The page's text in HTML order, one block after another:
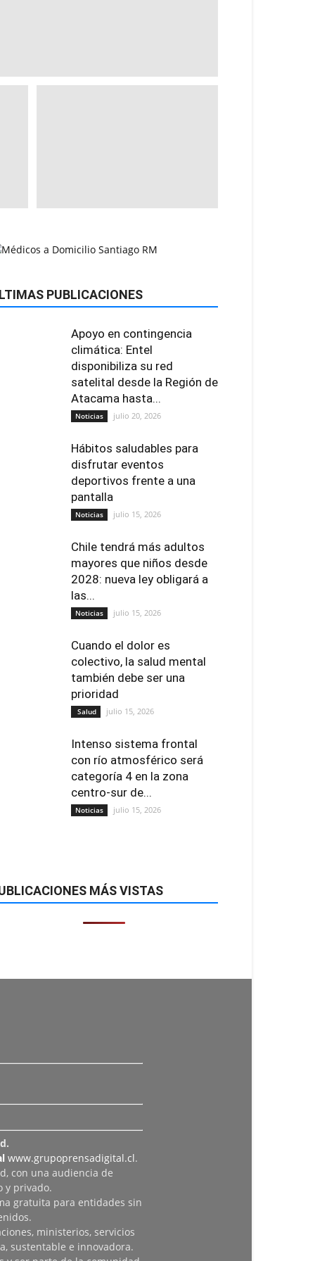
PUBLICACIONES
Apoyo en contingencia
climática: Entel
disponibiliza su red
satelital desde la Región de
Atacama hasta...
Noticias julio 20, 2026
Hábitos saludables para
disfrutar eventos
deportivos frente a una
pantalla
Noticias julio 15, 2026
Chile tendrá más adultos
mayores que niños desde
2028: nueva ley obligará a
las...
Noticias julio 15, 2026
Cuando el dolor es
colectivo, la salud mental
también debe ser una
prioridad
Salud julio 15, 2026
Intenso sistema frontal
con río atmosférico será
categoría 4 en la zona
centro-sur de...
Noticias julio 15, 2026
MÁS VISTAS
www.grupoprensadigital.cl.
con una audiencia de
y privado.
gratuita para entidades sin
ministerios, servicios
sustentable e innovadora.